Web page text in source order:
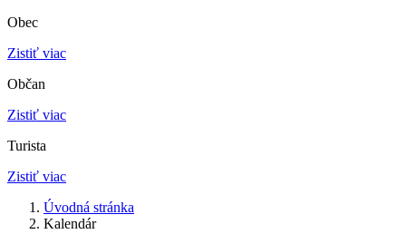
Obec
Zistiť viac
Občan
Zistiť viac
Turista
Zistiť viac
Úvodná stránka
Kalendár